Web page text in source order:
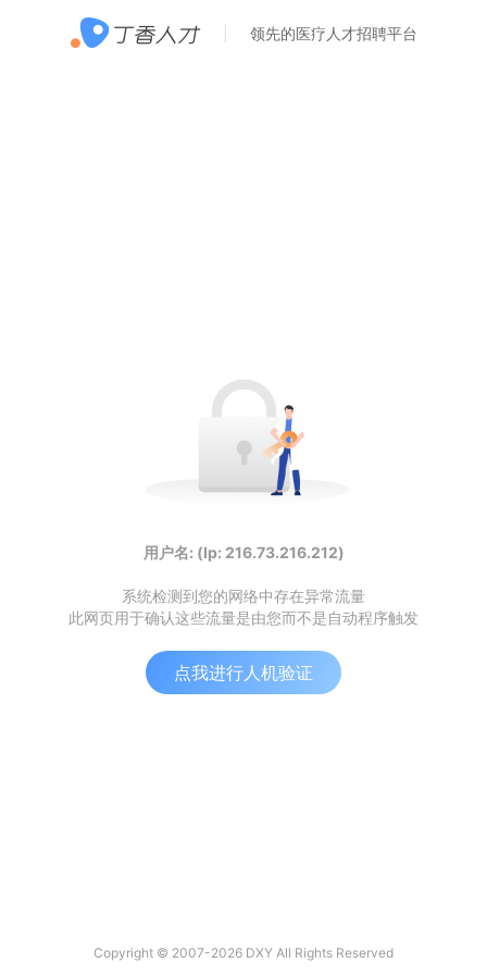
领先的医疗人才招聘平台
用户名: (Ip: 216.73.216.212)
系统检测到您的网络中存在异常流量
此网页用于确认这些流量是由您而不是自动程序触发
点我进行人机验证
Copyright © 2007-2026 DXY All Rights Reserved